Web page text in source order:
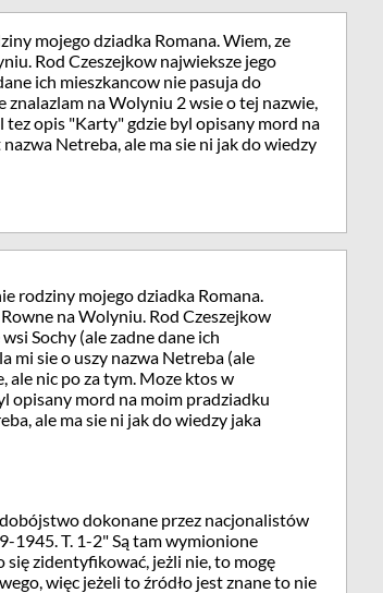
mojego dziadka Romana. Wiem, ze
Rod Czeszejkow najwieksze jego
ich mieszkancow nie pasuja do
znalazlam na Wolyniu 2 wsie o tej nazwie,
opis "Karty" gdzie byl opisany mord na
Netreba, ale ma sie ni jak do wiedzy
rodziny mojego dziadka Romana.
na Wolyniu. Rod Czeszejkow
Sochy (ale zadne dane ich
mi sie o uszy nazwa Netreba (ale
ale nic po za tym. Moze ktos w
opisany mord na moim pradziadku
ale ma sie ni jak do wiedzy jaka
dokonane przez nacjonalistów
1945. T. 1-2" Są tam wymionione
się zidentyfikować, jeżli nie, to mogę
więc jeżeli to źródło jest znane to nie